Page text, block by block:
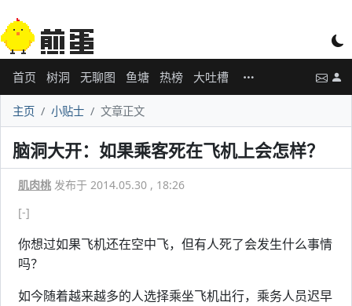
首页 树洞 无聊图 鱼塘 热榜 大吐槽
主页 小贴士 文章正文
脑洞大开：如果乘客死在飞机上会怎样？
肌肉桃 发布于 2014.05.30 , 18:26
[-]
你想过如果飞机还在空中飞，但有人死了会发生什么事情
吗？
如今随着越来越多的人选择乘坐飞机出行，乘务人员迟早